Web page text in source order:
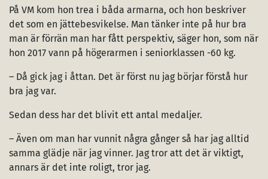
På VM kom hon trea i båda armarna, och hon beskriver
det som en jättebesvikelse. Man tänker inte på hur bra
man är förrän man har fått perspektiv, säger hon, som när
hon 2017 vann på högerarmen i seniorklassen -60 kg.
– Då gick jag i åttan. Det är först nu jag börjar förstå hur
bra jag var.
Sedan dess har det blivit ett antal medaljer.
– Även om man har vunnit några gånger så har jag alltid
samma glädje när jag vinner. Jag tror att det är viktigt,
annars är det inte roligt, tror jag.